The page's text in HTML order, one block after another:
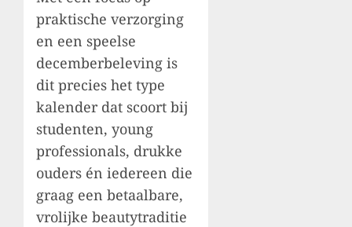
praktische verzorging
en een speelse
decemberbeleving is
dit precies het type
kalender dat scoort bij
studenten, young
professionals, drukke
ouders én iedereen die
graag een betaalbare,
vrolijke beautytraditie